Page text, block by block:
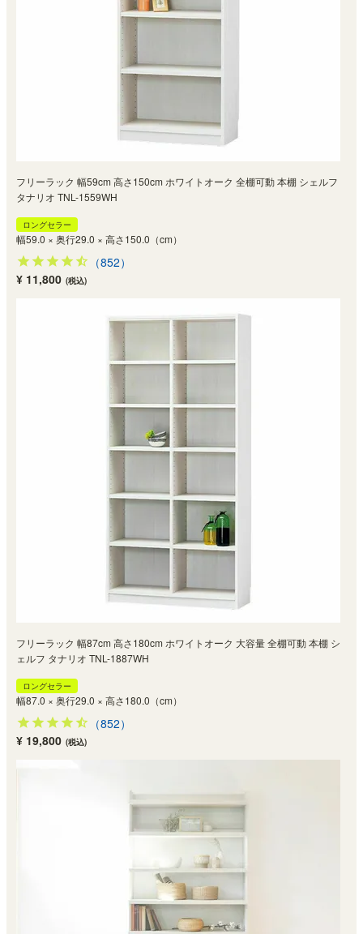
フリーラック 幅59cm 高さ150cm ホワイトオーク 全棚可動 本棚 シェルフ
タナリオ TNL-1559WH
ロングセラー
幅59.0 × 奥行29.0 × 高さ150.0（cm）
（852）
¥ 11,800 (税込)
フリーラック 幅87cm 高さ180cm ホワイトオーク 大容量 全棚可動 本棚 シ
ェルフ タナリオ TNL-1887WH
ロングセラー
幅87.0 × 奥行29.0 × 高さ180.0（cm）
（852）
¥ 19,800 (税込)